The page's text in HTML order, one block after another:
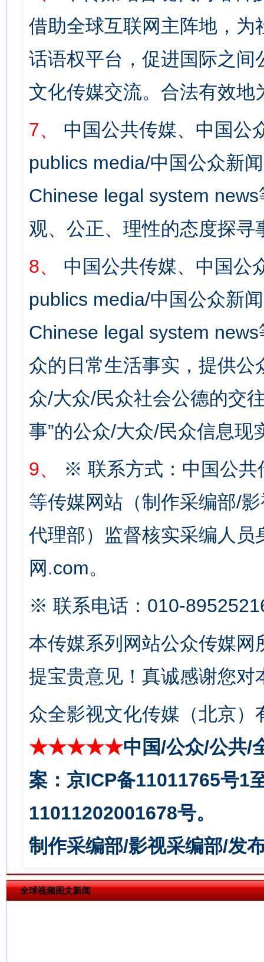
借助全球互联网主阵地，
话语权平台，促进国际之
文化传媒交流。合法有效地
7、
中国公共传媒、中国公
publics media/中国公众新
Chinese legal system
观、公正、理性的态度探寻
8、
中国公共传媒、中国公
publics media/中国公众新
Chinese legal system
众的日常生活事实，提供
众/大众/民众社会公德的交
事”的公众/大众/民众信息现
9、
※ 联系方式：中国公共
等传媒网站（制作采编部/
代理部）监督核实采编人员
网.com。
※ 联系电话：010-
本传媒系列网站公众传媒
提宝贵意见！真诚感谢您
众全影视文化传媒（北京）
★★★★★中国/公众/公共/
案：京ICP备11011765号1
11011202001678号。
制作采编部/影视采编部/发
全球视频图文新闻
网上购药对药下症？
这是一记警钟！ 谢
习近平的博鳌关键词